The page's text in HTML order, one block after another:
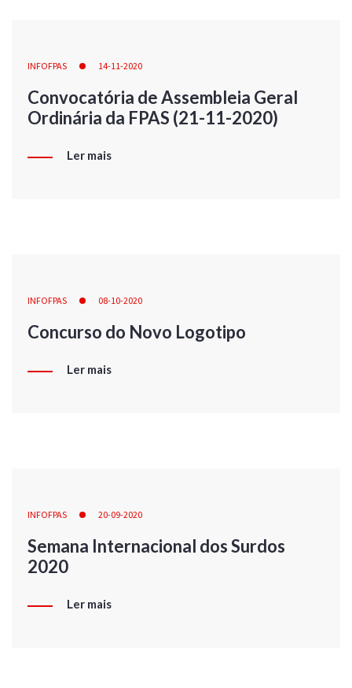
INFOFPAS 14-11-2020
Convocatória de Assembleia Geral
Ordinária da FPAS (21-11-2020)
Ler mais
INFOFPAS 08-10-2020
Concurso do Novo Logotipo
Ler mais
INFOFPAS 20-09-2020
Semana Internacional dos Surdos
2020
Ler mais